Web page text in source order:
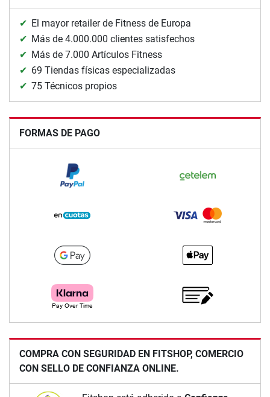
El mayor retailer de Fitness de Europa
Más de 4.000.000 clientes satisfechos
Más de 7.000 Artículos Fitness
69 Tiendas físicas especializadas
75 Técnicos propios
FORMAS DE PAGO
COMPRA CON SEGURIDAD EN FITSHOP, COMERCIO
CON SELLO DE CONFIANZA ONLINE.